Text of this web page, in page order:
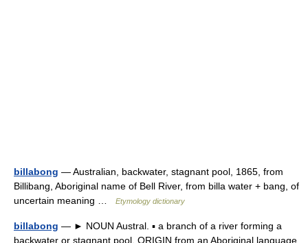
billabong — Australian, backwater, stagnant pool, 1865, from
Billibang, Aboriginal name of Bell River, from billa water + bang, of
uncertain meaning …
Etymology dictionary
billabong — ► NOUN Austral. ▪ a branch of a river forming a
backwater or stagnant pool. ORIGIN from an Aboriginal language